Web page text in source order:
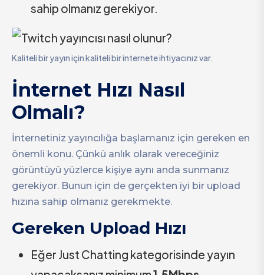
sahip olmanız gerekiyor.
Kaliteli bir yayın için kaliteli bir internete ihtiyacınız var.
İnternet Hızı Nasıl
Olmalı?
İnternetiniz yayıncılığa başlamanız için gereken en
önemli konu. Çünkü anlık olarak vereceğiniz
görüntüyü yüzlerce kişiye aynı anda sunmanız
gerekiyor. Bunun için de gerçekten iyi bir upload
hızına sahip olmanız gerekmekte.
Gereken Upload Hızı
Eğer Just Chatting kategorisinde yayın